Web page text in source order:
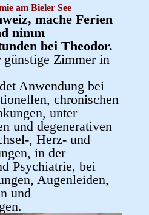
am Bieler See
mache Ferien
nimm
bei Theodor.
Zimmer in
Anwendung bei
chronischen
unter
und degenerativen
, Herz- und
in der
Psychiatrie, bei
Augenleiden,
und